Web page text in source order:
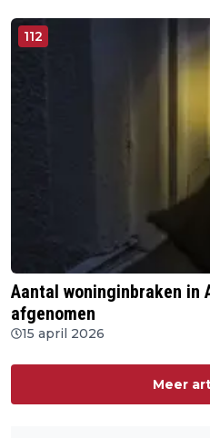
112
Aantal woninginbraken in
afgenomen
15 april 2026
Meer